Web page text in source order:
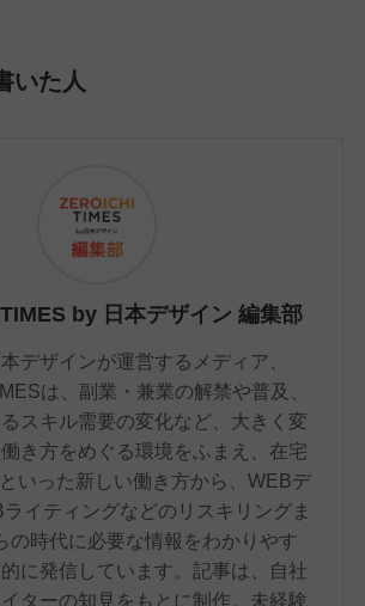
いた人
by 日本デザイン 編集部
デザインが運営するメディア、
は、副業・兼業の解禁や普及、
スキル需要の変化など、大きく変
き方をめぐる環境をふまえ、在宅
いった新しい働き方から、WEBデ
イティングなどのリスキリングま
の時代に必要な情報をわかりやす
に発信しています。記事は、自社
ターの知見をもとに制作。未経験